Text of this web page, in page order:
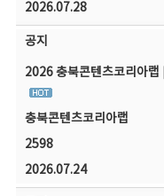
2026.07.28
공지
2026 충북콘텐츠코리아랩
충북콘텐츠코리아랩
2598
2026.07.24